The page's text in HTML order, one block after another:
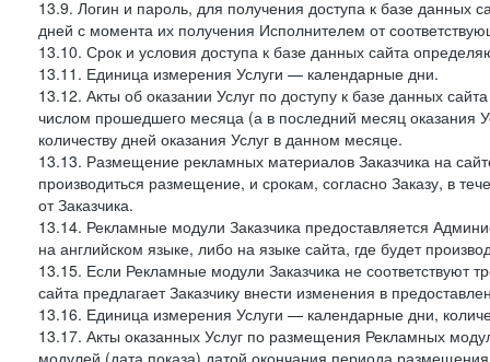
13.9. Логин и пароль, для получения доступа к базе данных
дней с момента их получения Исполнителем от
13.10. Срок и условия доступа к базе данных сайта
13.11. Единица измерения Услуги — календарные дни.
13.12. Акты об оказании Услуг по доступу к базе данных
числом прошедшего месяца (а в последний месяц оказания
количеству дней оказания Услуг в данном месяце.
13.13. Размещение рекламных материалов Заказчика на
производиться размещение, и срокам, согласно Заказу, в
от Заказчика.
13.14. Рекламные модули Заказчика предоставляется
на английском языке, либо на языке сайта, где будет
13.15. Если Рекламные модули Заказчика не соответствуют
сайта предлагает Заказчику внести изменения в
13.16. Единица измерения Услуги — календарные дни,
13.17. Акты оказанных Услуг по размещения Рекламных
модулей (дата показа) датой окончания периода